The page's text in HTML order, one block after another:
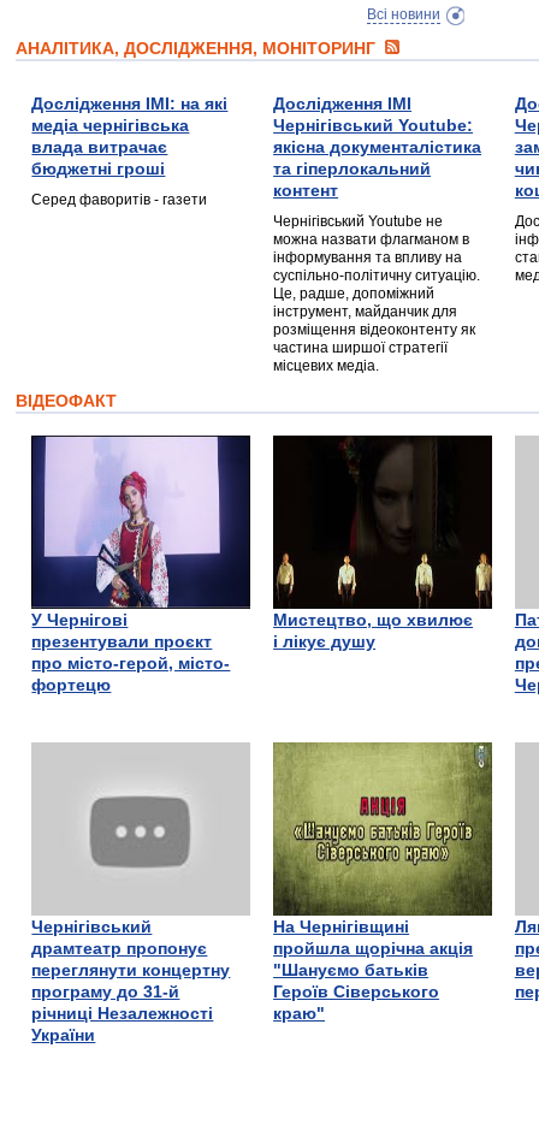
Всі новини
АНАЛІТИКА, ДОСЛІДЖЕННЯ, МОНІТОРИНГ
Дослідження ІМІ: на які
медіа чернігівська
влада витрачає
бюджетні гроші
Серед фаворитів - газети
Дослідження ІМІ
Чернігівський Youtube:
якісна документалістика
та гіперлокальний
контент
Чернігівський Youtube не
можна назвати флагманом в
інформування та впливу на
суспільно-політичну ситуацію.
Це, радше, допоміжний
інструмент, майданчик для
розміщення відеоконтенту як
частина ширшої стратегії
місцевих медіа.
ВІДЕОФАКТ
У Чернігові
презентували проєкт
про місто-герой, місто-
фортецю
Мистецтво, що хвилює
і лікує душу
Чернігівський
драмтеатр пропонує
переглянути концертну
програму до 31-й
річниці Незалежності
України
На Чернігівщині
пройшла щорічна акція
"Шануємо батьків
Героїв Сіверського
краю"